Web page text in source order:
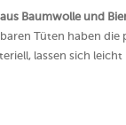
Baumwolle und
Tüten haben die
lassen sich